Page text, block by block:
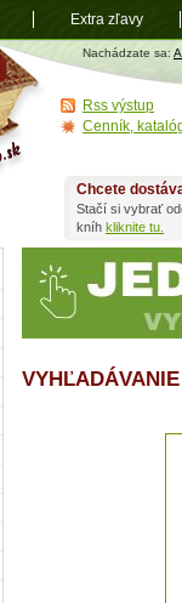
Antikvariát
shop.sk
Nachádzate sa:
VYHĽADÁVANIE
Chcete
Stačí si vybrať
kníh kliknite tu.
Rss výstup
Cenník,
Extra zľavy